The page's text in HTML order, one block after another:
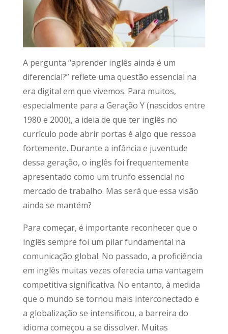
A pergunta “aprender inglês ainda é um
diferencial?” reflete uma questão essencial na
era digital em que vivemos. Para muitos,
especialmente para a Geração Y (nascidos entre
1980 e 2000), a ideia de que ter inglês no
currículo pode abrir portas é algo que ressoa
fortemente. Durante a infância e juventude
dessa geração, o inglês foi frequentemente
apresentado como um trunfo essencial no
mercado de trabalho. Mas será que essa visão
ainda se mantém?
Para começar, é importante reconhecer que o
inglês sempre foi um pilar fundamental na
comunicação global. No passado, a proficiência
em inglês muitas vezes oferecia uma vantagem
competitiva significativa. No entanto, à medida
que o mundo se tornou mais interconectado e
a globalização se intensificou, a barreira do
idioma começou a se dissolver. Muitas